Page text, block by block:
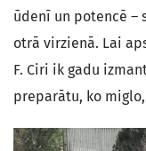
ūdenī un potencē –
otrā virzienā. Lai
F. Ciri ik gadu
preparātu, ko